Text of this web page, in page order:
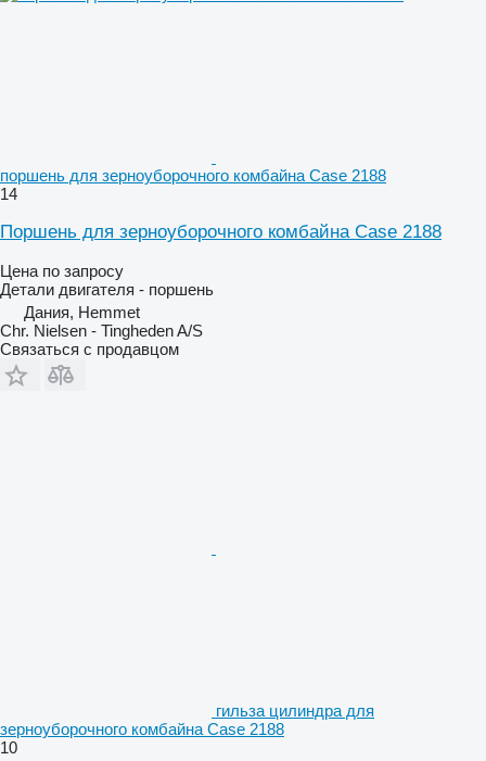
поршень для зерноуборочного комбайна Case 2188
14
Поршень для зерноуборочного комбайна Case 2188
Цена по запросу
Детали двигателя - поршень
Дания, Hemmet
Chr. Nielsen - Tingheden A/S
Связаться с продавцом
гильза цилиндра для
зерноуборочного комбайна Case 2188
10